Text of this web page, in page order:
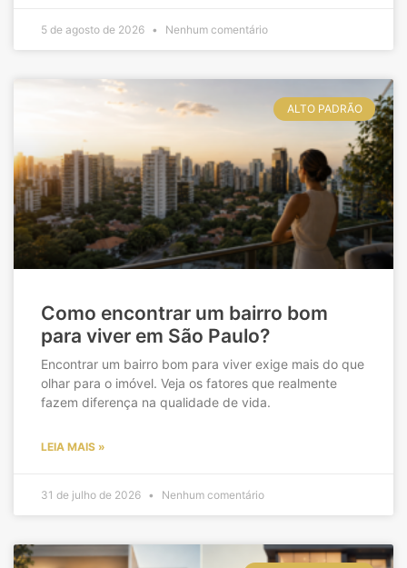
5 de agosto de 2026 Nenhum comentário
ALTO PADRÃO
Como encontrar um bairro bom
para viver em São Paulo?
Encontrar um bairro bom para viver exige mais do que
olhar para o imóvel. Veja os fatores que realmente
fazem diferença na qualidade de vida.
LEIA MAIS »
31 de julho de 2026 Nenhum comentário